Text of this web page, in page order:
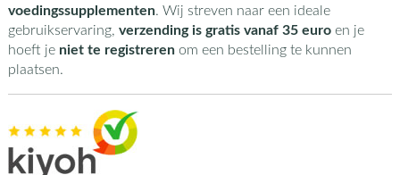
voedingssupplementen. Wij streven naar een ideale
gebruikservaring, verzending is gratis vanaf 35 euroen je
hoeft je niet te registrerenom een bestelling te kunnen
plaatsen.